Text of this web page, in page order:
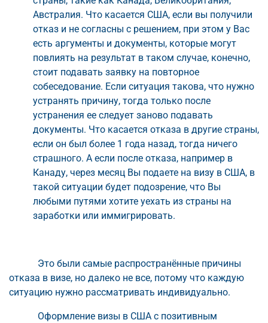
Австралия. Что касается США, если вы получили
отказ и не согласны с решением, при этом у Вас
есть аргументы и документы, которые могут
повлиять на результат в таком случае, конечно,
стоит подавать заявку на повторное
собеседование. Если ситуация такова, что нужно
устранять причину, тогда только после
устранения ее следует заново подавать
документы. Что касается отказа в другие страны,
если он был более 1 года назад, тогда ничего
страшного. А если после отказа, например в
Канаду, через месяц Вы подаете на визу в США, в
такой ситуации будет подозрение, что Вы
любыми путями хотите уехать из страны на
заработки или иммигрировать.
Это были самые распространённые причины
отказа в визе, но далеко не все, потому что каждую
ситуацию нужно рассматривать индивидуально.
Оформление визы в США с позитивным